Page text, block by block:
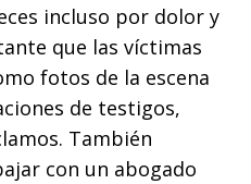
incluso por dolor y
que las víctimas
fotos de la escena
de testigos,
También
con un abogado